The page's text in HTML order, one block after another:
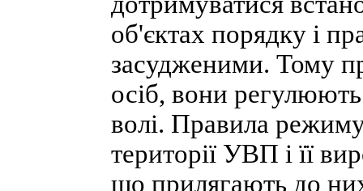
об'єктах порядку і
засудженими. Тому
осіб, вони
волі. Правила
території УВП і її
що прилягають до